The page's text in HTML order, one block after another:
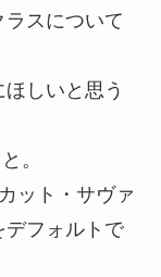
スについて
しいと思う
。
ット・サヴァ
デフォルトで